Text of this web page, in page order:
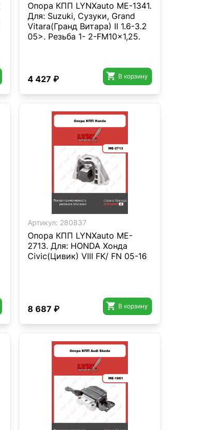
Опора КПП LYNXauto ME-1341.
Для: Suzuki, Сузуки, Grand
Vitara(Гранд Витара) II 1.6-3.2
05>. Резьба 1- 2-FM10x1,25.
4 427 ₽  В корзину
Артикул: 280837
Опора КПП LYNXauto ME-
2713. Для: HONDA Хонда
Civic(Цивик) VIII FK/ FN 05-16
8 687 ₽  В корзину